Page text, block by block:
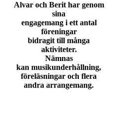
Alvar och Berit har genom
sina
engagemang i ett antal
föreningar
bidragit till många
aktiviteter.
Nämnas
kan musikunderhållning,
föreläsningar och flera
andra arrangemang.